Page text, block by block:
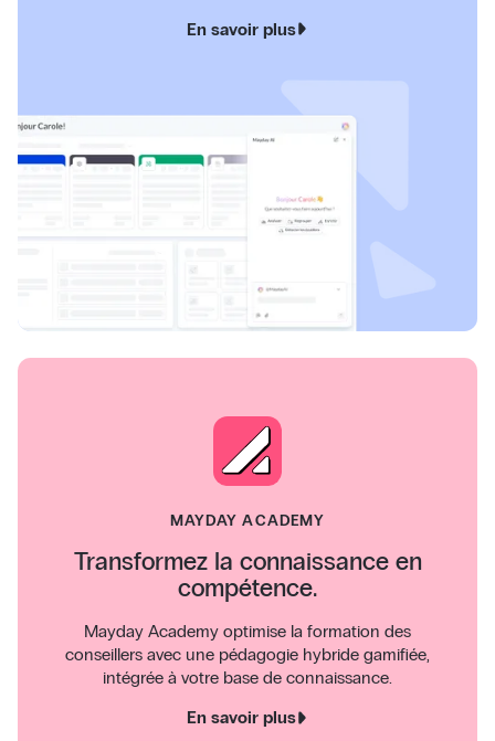
En savoir plus
MAYDAY ACADEMY
Transformez la connaissance en
compétence.
Mayday Academy optimise la formation des
conseillers avec une pédagogie hybride gamifiée,
intégrée à votre base de connaissance.
En savoir plus